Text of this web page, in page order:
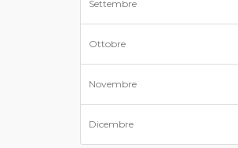
Settembre
Ottobre
Novembre
Dicembre